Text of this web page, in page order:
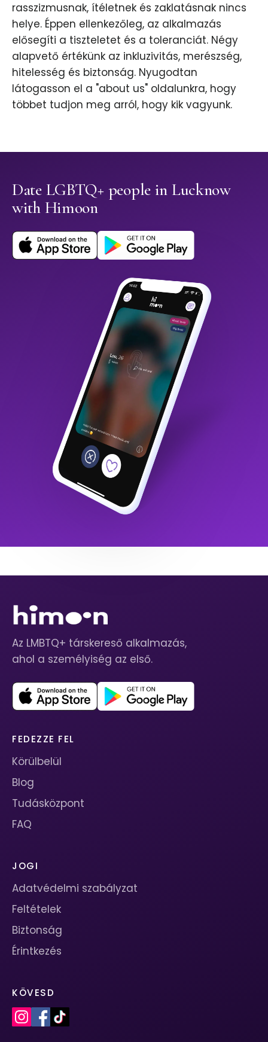
rasszizmusnak, ítéletnek és zaklatásnak nincs
helye. Éppen ellenkezőleg, az alkalmazás
elősegíti a tiszteletet és a toleranciát. Négy
alapvető értékünk az inkluzivitás, merészség,
hitelesség és biztonság. Nyugodtan
látogasson el a "about us" oldalunkra, hogy
többet tudjon meg arról, hogy kik vagyunk.
Date LGBTQ+ people in Lucknow
with Himoon
Az LMBTQ+ társkereső alkalmazás,
ahol a személyiség az első.
FEDEZZE FEL
Körülbelül
Blog
Tudásközpont
FAQ
JOGI
Adatvédelmi szabályzat
Feltételek
Biztonság
Érintkezés
KÖVESD